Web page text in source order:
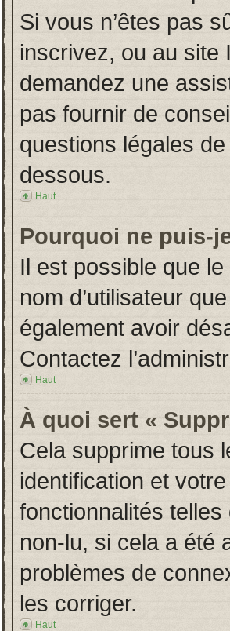
Si vous n’êtes pas
inscrivez, ou au site
demandez une
pas fournir de
questions légales
dessous.
Haut
Pourquoi ne puis-
Il est possible que
nom d’utilisateur
également avoir
Contactez
Haut
À quoi sert «
Cela supprime tous
identification et
fonctionnalités
non-lu, si cela a été
problèmes de
les corriger.
Haut